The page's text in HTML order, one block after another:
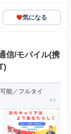
気になる
信/モバイル(携
能／フルタイ